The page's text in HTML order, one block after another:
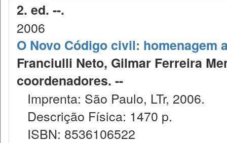
2. ed. --.
2006
O Novo Código civil: homenagem
Franciulli Neto, Gilmar Ferreira
coordenadores. --
Imprenta: São Paulo, LTr, 2006.
Descrição Física: 1470 p.
ISBN: 8536106522